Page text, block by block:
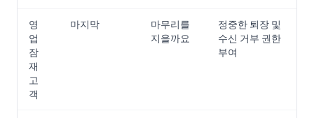
영
업
잠
재
고
객
마지막
마무리를
지을까요
정중한 퇴장 및
수신 거부 권한
부여